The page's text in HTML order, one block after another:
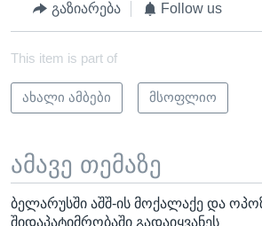
გაზიარება Follow us
This item is part of
ახალი ამბები მსოფლიო
ამავე თემაზე
ბელარუსში აშშ-ის მოქალაქე და
შიდაპატიმრობაში გადაიყვანეს